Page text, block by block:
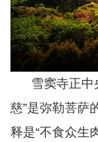
雪窦寺正中央
慈”是弥勒菩萨
释是“不食众生